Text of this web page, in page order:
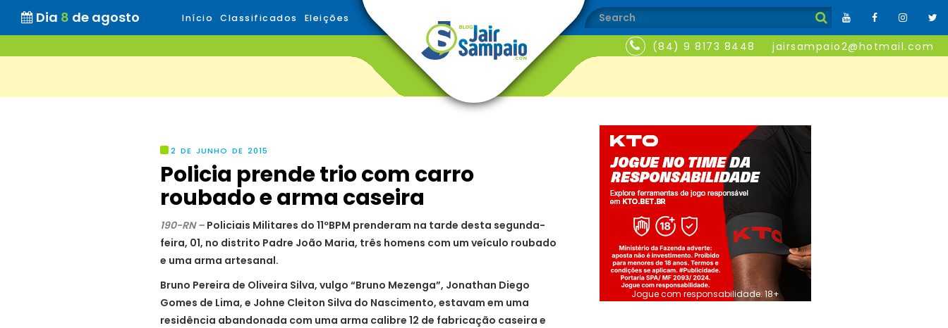
Dia 8 de agosto Início Classificados Eleições
(84) 9 8173 8448 jairsampaio2@hotmail.com
2 DE JUNHO DE 2015
Policia prende trio com carro
roubado e arma caseira
190-RN – Policiais Militares do 11ºBPM prenderam na tarde desta segunda-
feira, 01, no distrito Padre João Maria, três homens com um veículo roubado
e uma arma artesanal.
Bruno Pereira de Oliveira Silva, vulgo “Bruno Mezenga”, Jonathan Diego
Gomes de Lima, e Johne Cleiton Silva do Nascimento, estavam em uma
residência abandonada com uma arma calibre 12 de fabricação caseira e
Jogue com responsabilidade. 18+